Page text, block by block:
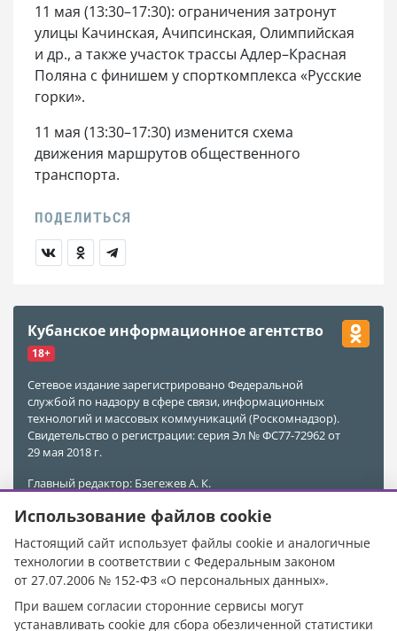
11 мая (13:30–17:30): ограничения затронут
улицы Качинская, Ачипсинская, Олимпийская
и др., а также участок трассы Адлер–Красная
Поляна с финишем у спорткомплекса «Русские
горки».
11 мая (13:30–17:30) изменится схема
движения маршрутов общественного
транспорта.
Кубанское информационное агентство
18+
Сетевое издание зарегистрировано Федеральной
службой по надзору в сфере связи, информационных
технологий и массовых коммуникаций (Роскомнадзор).
Свидетельство о регистрации: серия Эл № ФС77-72962 от
29 мая 2018 г.
Главный редактор: Бзегежев А. К.
Адрес редакции: 385011, Республика Адыгея, г. Майкоп,
Электронная почта редакции:kubinfo@bk.ru
Телефон редакции:+7 988 478-05-89
Телефон/Факс редакции:+7 (8772) 555-969
При цитировании материалов ссылка на источник
Использование файлов cookie
Настоящий сайт использует файлы cookie и аналогичные
технологии в соответствии с Федеральным законом
от 27.07.2006 № 152-ФЗ «О персональных данных».
При вашем согласии сторонние сервисы могут
устанавливать cookie для сбора обезличенной статистики